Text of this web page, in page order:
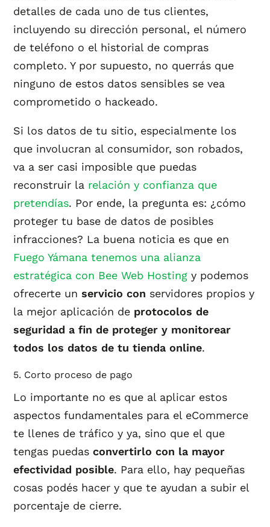
detalles de cada uno de tus clientes,
incluyendo su dirección personal, el número
de teléfono o el historial de compras
completo. Y por supuesto, no querrás que
ninguno de estos datos sensibles se vea
comprometido o hackeado.
Si los datos de tu sitio, especialmente los
que involucran al consumidor, son robados,
va a ser casi imposible que puedas
reconstruir la relación y confianza que
pretendías. Por ende, la pregunta es: ¿cómo
proteger tu base de datos de posibles
infracciones? La buena noticia es que en
Fuego Yámana tenemos una alianza
estratégica con Bee Web Hosting y podemos
ofrecerte unservicio con servidores propios y
la mejor aplicación de protocolos de
seguridad a fin de proteger y monitorear
todos los datos de tu tienda online.
5. Corto proceso de pago
Lo importante no es que al aplicar estos
aspectos fundamentales para el eCommerce
te llenes de tráfico y ya, sino que el que
tengas puedasconvertirlo con la mayor
efectividad posible. Para ello, hay pequeñas
cosas podés hacer y que te ayudan a subir el
porcentaje de cierre.